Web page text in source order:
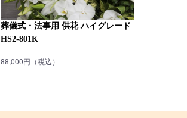
葬儀式・法事用 供花 ハイグレード
HS2-801K
88,000円（税込）